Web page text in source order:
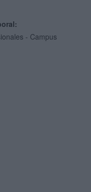
- Campus